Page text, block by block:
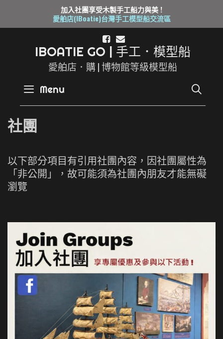
加入社團享受木製手工船力與美 !
愛舶店(IBoatie)台灣手工模型船交流區
IBOATIE GO | 手工 ． 模型船
愛舶店．購 | 博物館等級模型船
Menu
社團
以下部分項目有引用社團內容，因社團屬性為
「非公開」，故可能須為社團內朋友才能無礙
瀏覽